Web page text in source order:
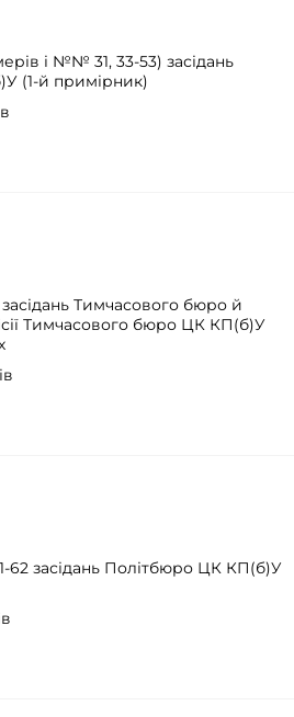
і №№ 31, 33-53) засідань
(1-й примірник)
Тимчасового бюро й
Тимчасового бюро ЦК КП(б)У
засідань Політбюро ЦК КП(б)У